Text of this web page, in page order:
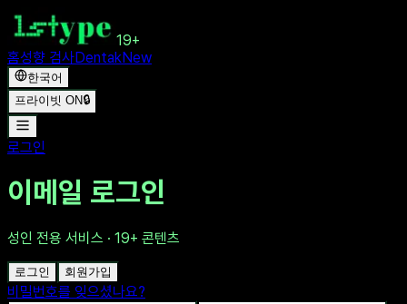
19+
홈성향 검사DentakNew
한국어
프라이빗 ON🔒
로그인
이메일 로그인
성인 전용 서비스 · 19+ 콘텐츠
로그인 회원가입
비밀번호를 잊으셨나요?